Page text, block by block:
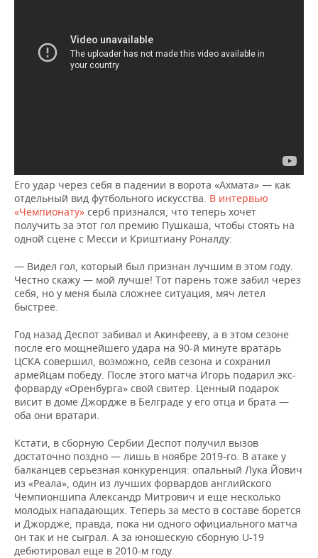
Его удар через себя в падении в ворота «Ахмата» — как
отдельный вид футбольного искусства. В интервью
«Чемпионату» серб признался, что теперь хочет
получить за этот гол премию Пушкаша, чтобы стоять на
одной сцене с Месси и Криштиану Роналду:
— Видел гол, который был признан лучшим в этом году.
Честно скажу — мой лучше! Тот парень тоже забил через
себя, но у меня была сложнее ситуация, мяч летел
быстрее.
Год назад Деспот забивал и Акинфееву, а в этом сезоне
после его мощнейшего удара на 90-й минуте вратарь
ЦСКА совершил, возможно, сейв сезона и сохранил
армейцам победу. После этого матча Игорь подарил экс-
форварду «Оренбурга» свой свитер. Ценный подарок
висит в доме Джордже в Белграде у его отца и брата —
оба они вратари.
Кстати, в сборную Сербии Деспот получил вызов
достаточно поздно — лишь в ноябре 2019-го. В атаке у
балканцев серьезная конкуренция: опальный Лука Йович
из «Реала», один из лучших форвардов английского
Чемпионшипа Александр Митрович и еще несколько
молодых нападающих. Теперь за место в составе борется
и Джордже, правда, пока ни одного официального матча
он так и не сыграл. А за юношескую сборную U-19
дебютировал еще в 2010-м году.